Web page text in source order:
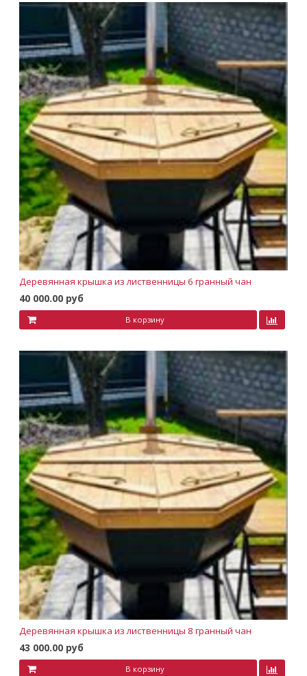
Деревянная крышка из лиственницы 6 гранный чан
40 000.00 руб
В корзину
Деревянная крышка из лиственницы 8 гранный чан
43 000.00 руб
В корзину